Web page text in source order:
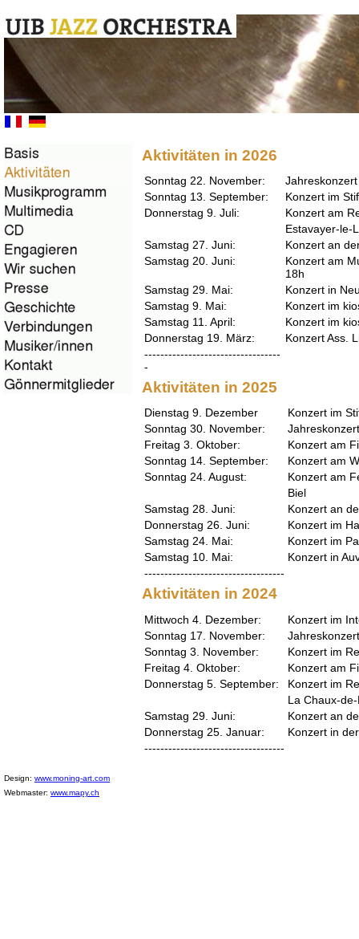
Aktivitäten in 2026
Sonntag 22. November:
Sonntag 13. September:
Konzert im
Donnerstag 9. Juli:
Konzert am
Estavayer-le-
Samstag 27. Juni:
Konzert an
Samstag 20. Juni:
Konzert am
18h
Samstag 29. Mai:
Konzert in
Samstag 9. Mai:
Konzert im
Samstag 11. April:
Konzert im
Donnerstag 19. März:
Konzert Ass.
----------------------------------
-
Aktivitäten in 2025
Dienstag 9. Dezember
Konzert im
Sonntag 30. November:
Freitag 3. Oktober:
Konzert am
Sonntag 14. September:
Konzert am
Sonntag 24. August:
Konzert am
Biel
Samstag 28. Juni:
Konzert an
Donnerstag 26. Juni:
Konzert im
Samstag 24. Mai:
Konzert im
Samstag 10. Mai:
Konzert in
-----------------------------------
Aktivitäten in 2024
Mittwoch 4. Dezember:
Konzert im
Sonntag 17. November:
Sonntag 3. November:
Konzert im
Freitag 4. Oktober:
Konzert am
Donnerstag 5. September:
Konzert im
La Chaux-
Samstag 29. Juni:
Konzert an
Donnerstag 25. Januar:
Konzert in
-----------------------------------
Design: www.moning-art.com
Webmaster: www.mapy.ch